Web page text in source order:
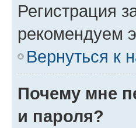
Регистрация
рекомендуем
Вернуться к
Почему мне
и пароля?